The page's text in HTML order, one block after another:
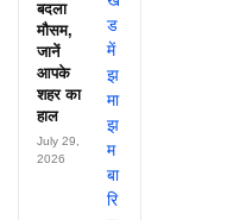
बदला
मौसम,
जानें
आपके
शहर का
हाल
July 29,
2026